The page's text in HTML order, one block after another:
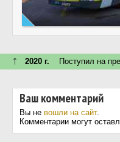
↑ 2020 г. Поступил на
Ваш комментарий
Вы не вошли на сайт.
Комментарии могут